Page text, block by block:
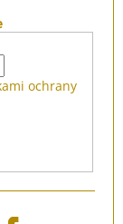
ochrany